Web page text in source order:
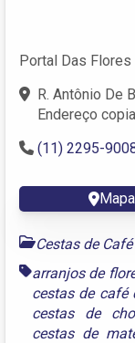
Portal Das Flores
R. Antônio De
Endereço
(11) 2295-
Mapa
Cestas de
arranjos de
cestas de café
cestas de
cestas de